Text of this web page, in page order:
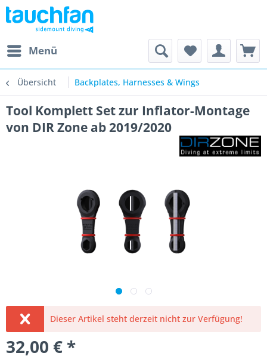
Menü
Übersicht Backplates, Harnesses & Wings
Tool Komplett Set zur Inflator-Montage
von DIR Zone ab 2019/2020
Dieser Artikel steht derzeit nicht zur Verfügung!
32,00 € *